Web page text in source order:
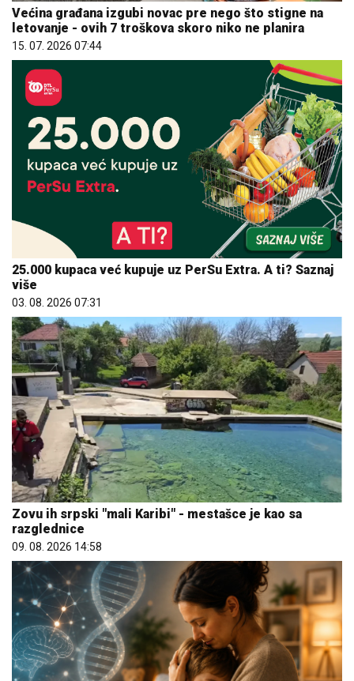
Većina građana izgubi novac pre nego što stigne na
letovanje - ovih 7 troškova skoro niko ne planira
15. 07. 2026 07:44
25.000 kupaca već kupuje uz PerSu Extra. A ti? Saznaj
više
03. 08. 2026 07:31
Zovu ih srpski "mali Karibi" - mestašce je kao sa
razglednice
09. 08. 2026 14:58